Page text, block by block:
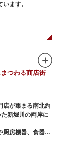
ます。
の大提灯と風神雷
が並ぶ山門「宝
は、邪気を払うご
尊の聖観世音菩薩
指定重要文化財
堂（ようごうど
。
かに浮かび上がり
、シャッターに描
トやデートスポ
れるので、足を
つわる商店街
店が集まる南北約
新堀川の両岸に
厨房機器、食器、
まる個性的な専